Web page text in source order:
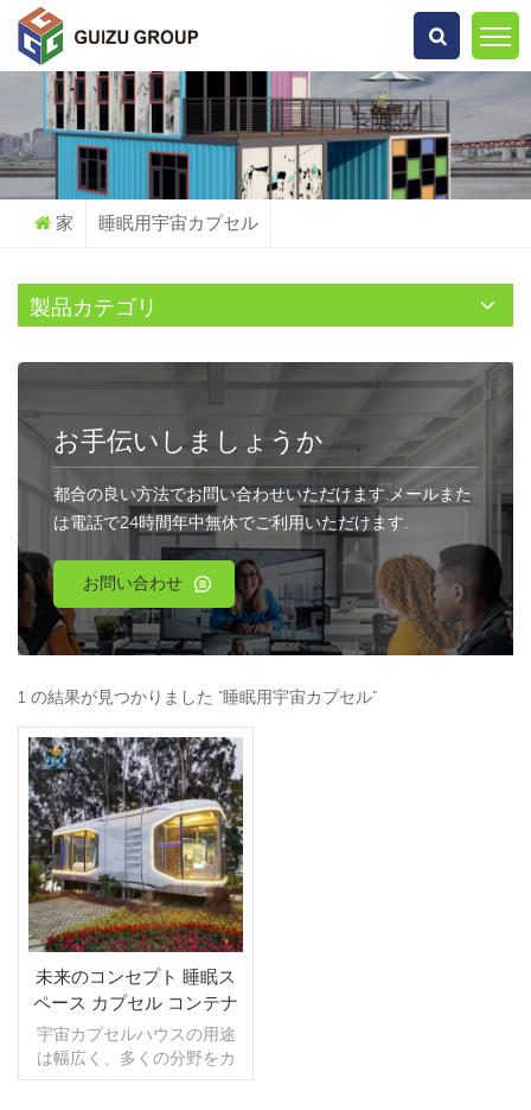
何を探していますか?
家 睡眠用宇宙カプセル
製品カテゴリ
お手伝いしましょうか
都合の良い方法でお問い合わせいただけます.メールまた
は電話で24時間年中無休でご利用いただけます.
お問い合わせ
1 の結果が見つかりました "睡眠用宇宙カプセル"
未来のコンセプト 睡眠ス
ペース カプセル コンテナ
ハウス カプセル
宇宙カプセルハウスの用途
は幅広く、多くの分野をカ
バーしています。仮設住